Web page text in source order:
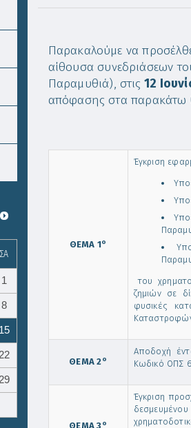
Παρακαλούμε να
αίθουσα συνεδριάσεων
Παραμυθιά), στις 12
απόφασης στα παρακάτω
ΘΕΜΑ 1ο
Έγκριση
του
ζημιών σε
φυσικές
ΘΕΜΑ 2ο
Αποδοχή
Κωδικό ΟΠΣ
ΘΕΜΑ 3 ο
Έγκριση
ΣΑ
1
8
15
22
29